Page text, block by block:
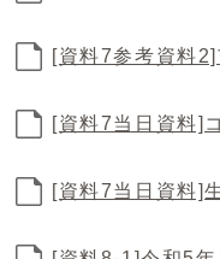
[資料7参考資料
[資料7当日資料]
[資料7当日資料]